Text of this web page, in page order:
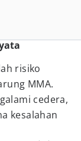
risiko
MMA.
cedera,
kesalahan